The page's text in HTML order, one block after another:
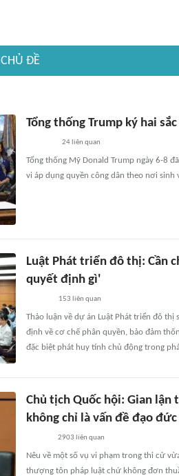
CHỦ ĐỀ
Tổng thống Trump ký hai
24liên quan
Tổng thống Mỹ Donald Trump ngày 6-8
vi áp dụng quyền công dân theo nơi
Luật Phát triển đô thị: Cần
quyết định gì'
153 liên quan
Thảo luận về dự án Luật Phát triển đô
định về cơ chế phân quyền, bảo đảm
đặc biệt phát huy tính chủ động trong
Chủ tịch Quốc hội: Gian
không chỉ là vấn đề đạo đức
2903 liên quan
Nêu về một số vụ vi phạm trong thi cử
thượng tôn pháp luật chứ không đơn